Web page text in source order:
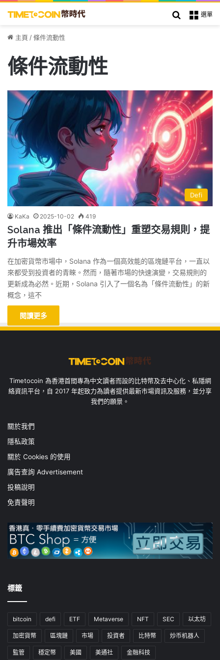
選單
搜索
主頁 /條件流動性
條件流動性
Defi
KaKa 2025-10-02 419
Solana 推出「條件流動性」重塑交易規則，提
升市場效率
在加密貨幣市場中，Solana 作為一個高效能的區塊鏈平台，一直以
來都受到投資者的青睞。然而，隨著市場的快速演變，交易規則的
更新成為必然。近期，Solana 引入了一個名為「條件流動性」的新
概念，這不
閱讀更多
Timetocoin 為香港首間專為中文讀者而設的比特幣及去中心化、私隱網
絡資訊平台，自 2017 年起致力為讀者提供最新市場資訊及服務，並分享
我們的願景。
關於我們
隱私政策
關於 Cookies 的使用
廣告查詢 Advertisement
投稿說明
免責聲明
標籤
bitcoin defi ETF Metaverse NFT SEC 以太坊
加密貨幣 區塊鏈 市場 投資者 比特幣 炒币机器人
監管 穩定幣 美國 美通社 金融科技